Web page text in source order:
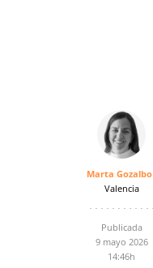
Marta Gozalbo
Valencia
Publicada
9 mayo 2026
14:46h